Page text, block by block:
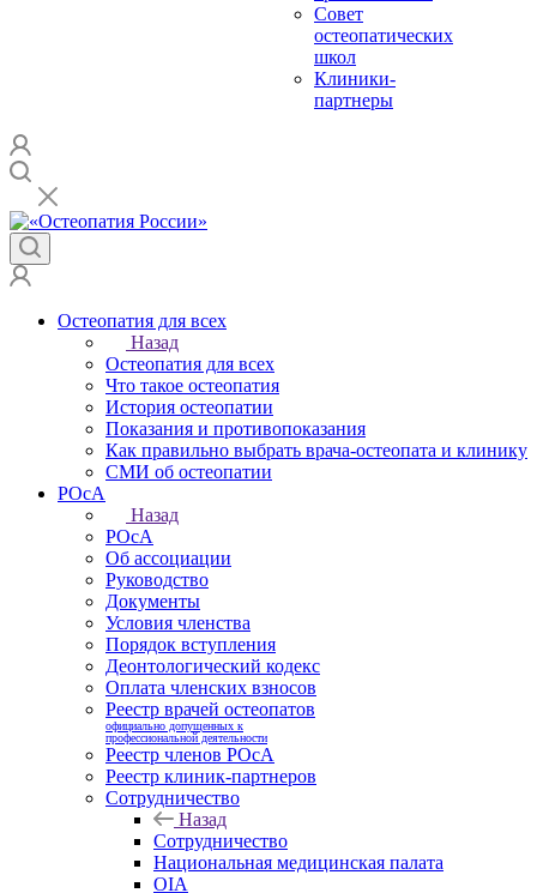
Совет
остеопатических
школ
Клиники-
партнеры
Остеопатия для всех
Назад
Остеопатия для всех
Что такое остеопатия
История остеопатии
Показания и противопоказания
Как правильно выбрать врача-остеопата и клинику
СМИ об остеопатии
РОсА
Назад
РОсА
Об ассоциации
Руководство
Документы
Условия членства
Порядок вступления
Деонтологический кодекс
Оплата членских взносов
Реестр врачей остеопатов
официально допущенных к
профессиональной деятельности
Реестр членов РОсА
Реестр клиник-партнеров
Сотрудничество
Назад
Сотрудничество
Национальная медицинская палата
OIA